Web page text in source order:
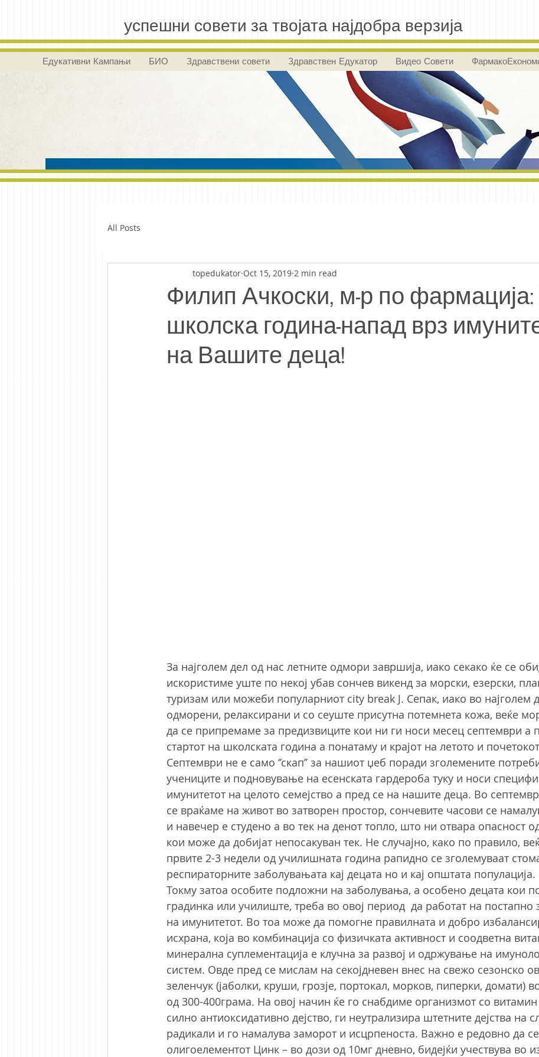
успешни совети за твојата најдобра верзија
Видео Совети
Здравствен Едукатор
Здравствени совети
БИО
Едукативни Кампањи
All Posts
Филип Ачкоски, м-р по
школска година-напад врз
на Вашите деца!
topedukator Oct 15, 2019 2 min read
За најголем дел од нас летните одмори завршија, иако секако ќе се
искористиме уште по некој убав сончев викенд за морски, езерски,
туризам или можеби популарниот city break J. Сепак, иако во најголем
одморени, релаксирани и со сеуште присутна потемнета кожа, веќе
да се припремаме за предизвиците кои ни ги носи месец септември а
стартот на школската година а понатаму и крајот на летото и
Септември не е само ‘’скап’’ за нашиот џеб поради зголемените
учениците и подновување на есенската гардероба туку и носи
имунитетот на целото семејство а пред се на нашите деца. Во
се враќаме на живот во затворен простор, сончевите часови се
и навечер е студено а во тек на денот топло, што ни отвара опасност
кои може да добијат непосакуван тек. Не случајно, како по правило,
првите 2-3 недели од училишната година рапидно се зголемуваат
респираторните заболувањата кај децата но и кај општата популација.
Токму затоа особите подложни на заболувања, а особено децата кои
градинка или училиште, треба во овој период  да работат на постапно
на имунитетот. Во тоа може да помогне правилната и добро
исхрана, која во комбинација со физичката активност и соодветна
минерална суплементација е клучна за развој и одржување на
систем. Овде пред се мислам на секојдневен внес на свежо сезонско
зеленчук (јаболки, круши, грозје, портокал, морков, пиперки, домати)
од 300-400грама. На овој начин ќе го снабдиме организмот со
силно антиоксидативно дејство, ги неутрализира штетните дејства на
радикали и го намалува заморот и исцрпеноста. Важно е редовно да
олигоелементот Цинк – во дози од 10мг дневно, бидејќи учествува во